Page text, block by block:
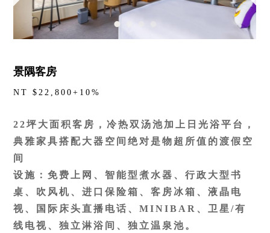
景隅客房
NT $22,800+10%
22坪大面积客房，冷热双汤池加上日光浴平台，
典雅家具搭配大器空间绝对是物超所值的渡假空
间
设施：免费上网、智能型煮水器、行政大型书
桌、吹风机、进口保险箱、客房冰箱、液晶电
视、国际床头直播电话、MINIBAR、卫星/有
线电视、独立淋浴间、独立温泉池。